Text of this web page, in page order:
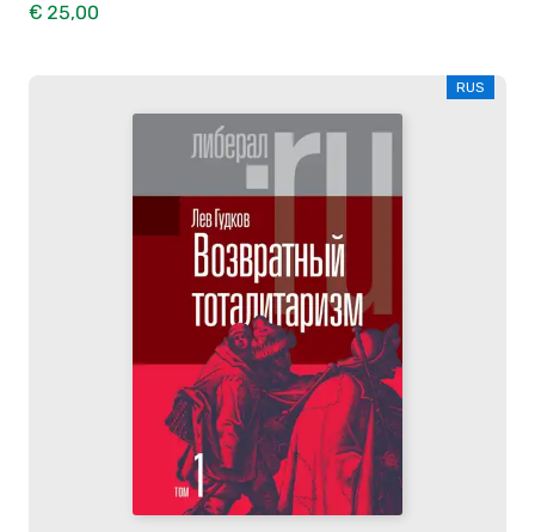
€ 25,00
RUS